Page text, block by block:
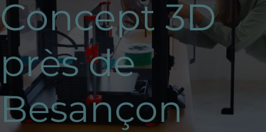
Concept 3D
près de
Besançon